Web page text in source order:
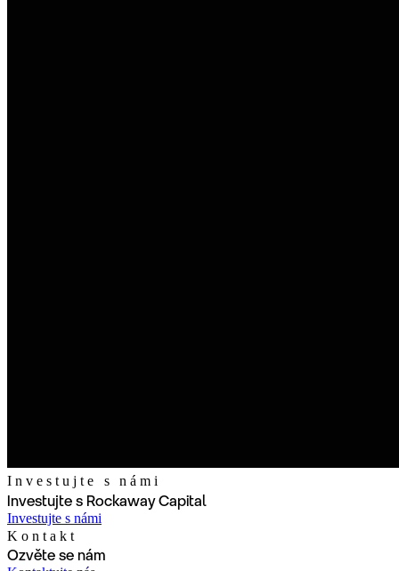
Investujte s námi
Investujte s Rockaway Capital
Investujte s námi
Kontakt
Ozvěte se nám